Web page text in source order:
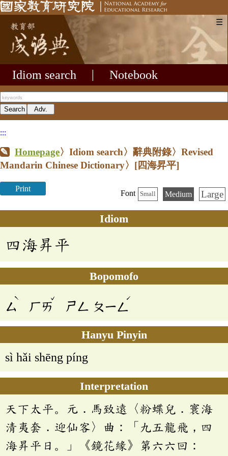
☰
Idiom search Notebook
:::
Homepage〉Idiom search〉辭典附錄〉Revised
Mandarin Chinese Dictionary〉 [四海昇平]
Print
Font Small Medium Large
Idiom
四海昇平
Bopomofo
ㄙ
ˋ
ㄏㄞ
ˇ
ㄕㄥ ㄆㄧㄥ
ˊ
Hanyu Pinyin
sì hǎi shēng píng
Interpretation
天下太平。元．馬致遠〈粉蝶兒．寰海
清夷套．迎仙客〉曲：「九五龍飛，四
海昇平日。」《鏡花緣》第六六回：